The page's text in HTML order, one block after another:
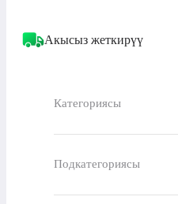
Акысыз жеткирүү
Категориясы
Подкатегориясы